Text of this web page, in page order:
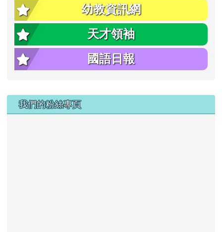
幼教資訊網
天才領袖
國語日報
右邊區域內容
我們的粉絲專頁